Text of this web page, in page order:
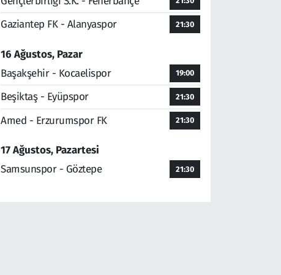
Gaziantep FK - Alanyaspor 21:30
16 Ağustos, Pazar
Başakşehir - Kocaelispor
19:00
Beşiktaş - Eyüpspor 21:30
Amed - Erzurumspor FK 21:30
17 Ağustos, Pazartesi
Samsunspor - Göztepe
21:30